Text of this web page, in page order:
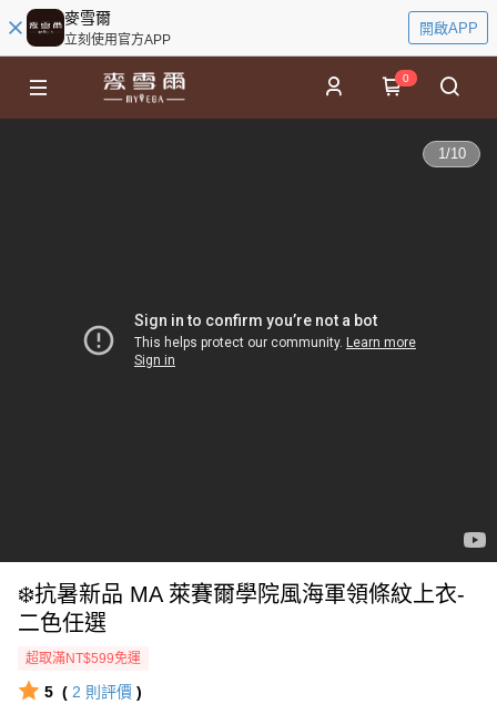
麥雪爾
立刻使用官方APP
開啟APP
0
1/10
❄️抗暑新品 MA 萊賽爾學院風海軍領條紋上衣-
二色任選
超取滿NT$599免運
5 ( 2 則評價 )